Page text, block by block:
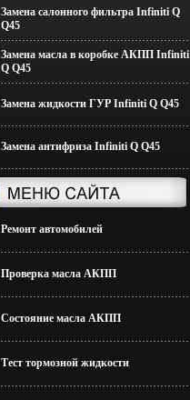
Замена салонного фильтра Infiniti Q
Q45
Замена масла в коробке АКПП Infiniti
Q Q45
Замена жидкости ГУР Infiniti Q Q45
Замена антифриза Infiniti Q Q45
Ремонт автомобилей
Проверка масла АКПП
Состояние масла АКПП
Тест тормозной жидкости